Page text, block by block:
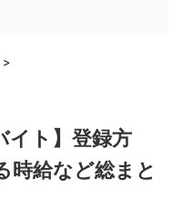
>
イト】登録方
時給など総まと